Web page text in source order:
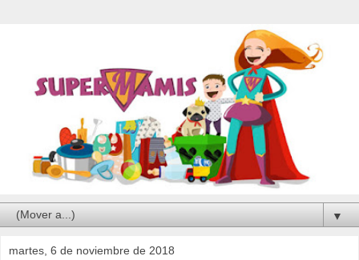
▼
martes, 6 de noviembre de 2018